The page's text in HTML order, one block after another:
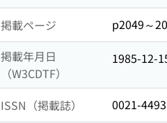
掲載ページ
p2049～
掲載年月日
（W3CDTF）
1985-12-
ISSN（掲載誌） 0021-4493